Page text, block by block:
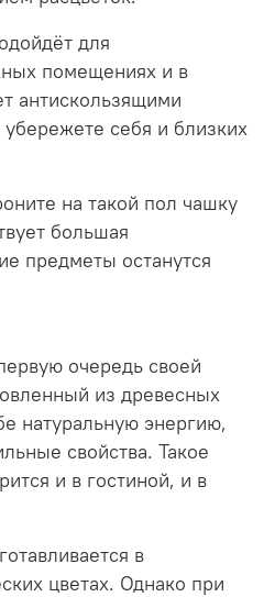
для
помещениях и в
антискользящими
себя и близких
на такой пол чашку
большая
предметы останутся
очередь своей
из древесных
натуральную энергию,
свойства. Такое
и в гостиной, и в
в
цветах. Однако при